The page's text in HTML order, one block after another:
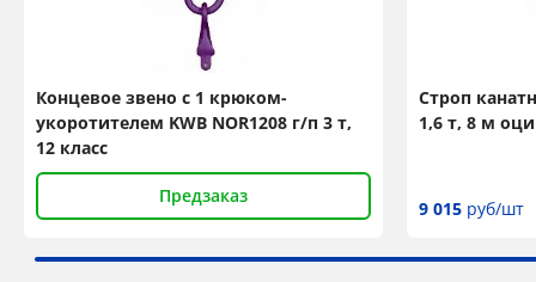
Концевое звено с 1 крюком-
укоротителем KWB NOR1208 г/п 3 т,
12 класс
Предзаказ
Строп
1,6 т, 8 м
9 015 руб/шт